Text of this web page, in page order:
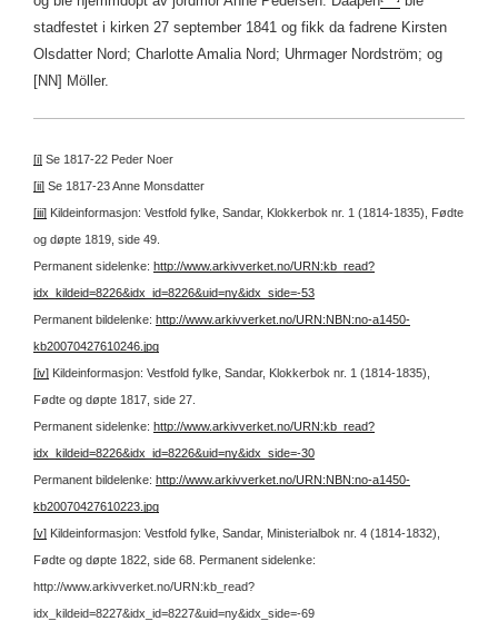
stadfestet i kirken 27 september 1841 og fikk da fadrene Kirsten
Olsdatter Nord; Charlotte Amalia Nord; Uhrmager Nordström; og
[NN] Möller.
[i] Se 1817-22 Peder Noer
[ii] Se 1817-23 Anne Monsdatter
[iii] Kildeinformasjon: Vestfold fylke, Sandar, Klokkerbok nr. 1 (1814-1835), Fødte
og døpte 1819, side 49.
Permanent sidelenke: http://www.arkivverket.no/URN:kb_read?
idx_kildeid=8226&idx_id=8226&uid=ny&idx_side=-53
Permanent bildelenke: http://www.arkivverket.no/URN:NBN:no-a1450-
kb20070427610246.jpg
[iv] Kildeinformasjon: Vestfold fylke, Sandar, Klokkerbok nr. 1 (1814-1835),
Fødte og døpte 1817, side 27.
Permanent sidelenke: http://www.arkivverket.no/URN:kb_read?
idx_kildeid=8226&idx_id=8226&uid=ny&idx_side=-30
Permanent bildelenke: http://www.arkivverket.no/URN:NBN:no-a1450-
kb20070427610223.jpg
[v] Kildeinformasjon: Vestfold fylke, Sandar, Ministerialbok nr. 4 (1814-1832),
Fødte og døpte 1822, side 68. Permanent sidelenke:
http://www.arkivverket.no/URN:kb_read?
idx_kildeid=8227&idx_id=8227&uid=ny&idx_side=-69